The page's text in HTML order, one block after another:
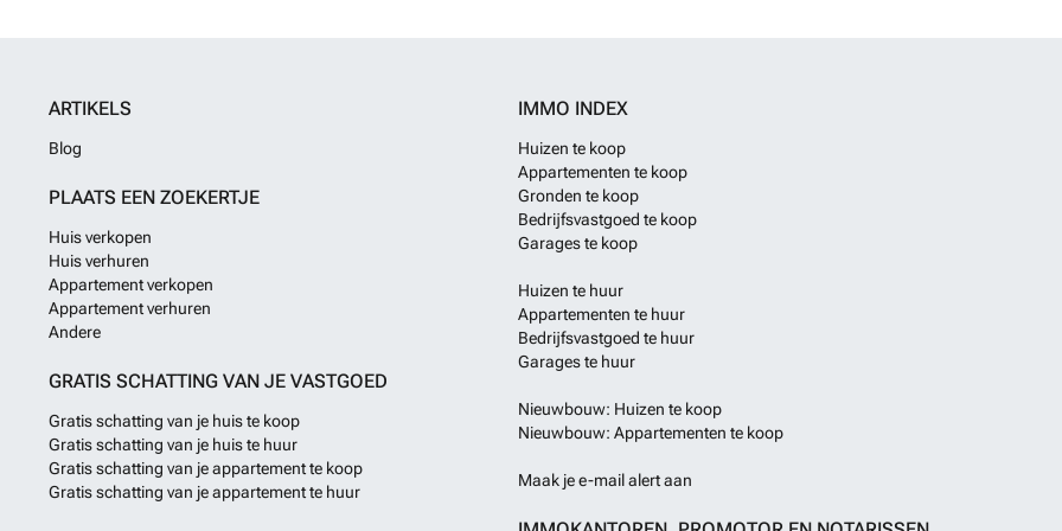
ARTIKELS
Blog
PLAATS EEN ZOEKERTJE
Huis verkopen
Huis verhuren
Appartement verkopen
Appartement verhuren
Andere
GRATIS SCHATTING VAN JE VASTGOED
Gratis schatting van je huis te koop
Gratis schatting van je huis te huur
Gratis schatting van je appartement te koop
Gratis schatting van je appartement te huur
IMMO INDEX
Huizen te koop
Appartementen te koop
Gronden te koop
Bedrijfsvastgoed te koop
Garages te koop
Huizen te huur
Appartementen te huur
Bedrijfsvastgoed te huur
Garages te huur
Nieuwbouw: Huizen te koop
Nieuwbouw: Appartementen te koop
Maak je e-mail alert aan